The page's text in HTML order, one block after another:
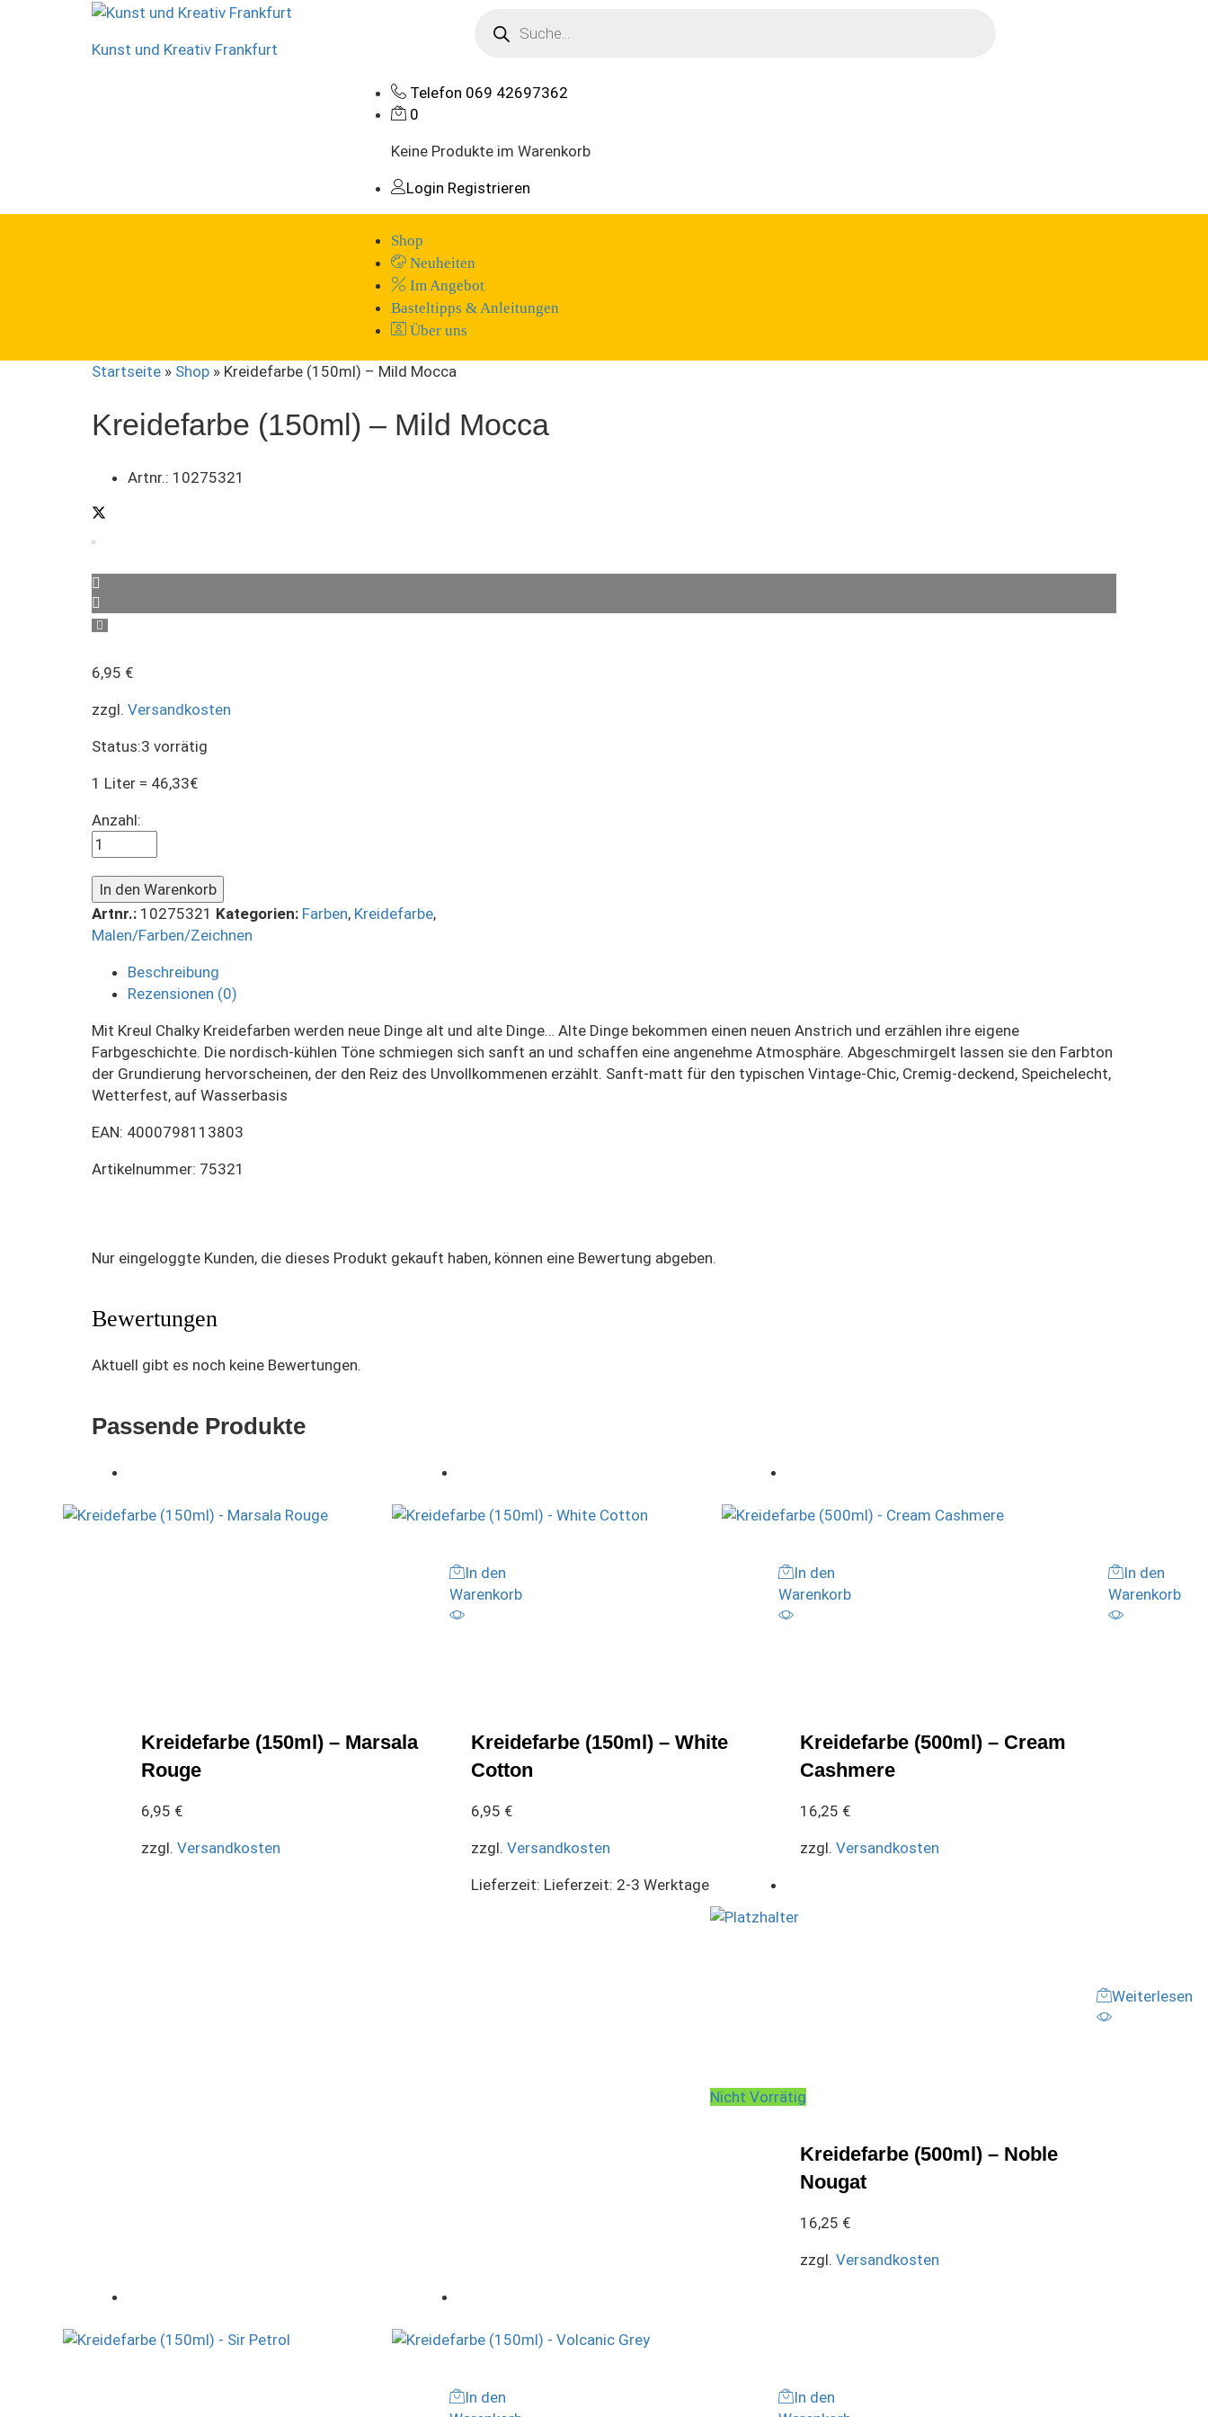
Kunst und Kreativ Frankfurt
search
Telefon 069 42697362
0
Keine Produkte im Warenkorb
Login Registrieren
Shop
Neuheiten
Im Angebot
Basteltipps & Anleitungen
Über uns
Startseite » Shop » Kreidefarbe (150ml) – Mild Mocca
Kreidefarbe (150ml) – Mild Mocca
Artnr.: 10275321
6,95 €
zzgl. Versandkosten
Status:3 vorrätig
1 Liter = 46,33€
Kreidefarbe
(150ml)
-
Mild
Mocca
quantity
Anzahl:
In den Warenkorb
Artnr.: 10275321 Kategorien: Farben, Kreidefarbe,
Malen/Farben/Zeichnen
Beschreibung
Rezensionen (0)
Mit Kreul Chalky Kreidefarben werden neue Dinge alt und alte Dinge… Alte Dinge bekommen einen neuen Anstrich und erzählen ihre eigene
Farbgeschichte. Die nordisch-kühlen Töne schmiegen sich sanft an und schaffen eine angenehme Atmosphäre. Abgeschmirgelt lassen sie den Farbton
der Grundierung hervorscheinen, der den Reiz des Unvollkommenen erzählt. Sanft-matt für den typischen Vintage-Chic, Cremig-deckend, Speichelecht,
Wetterfest, auf Wasserbasis
EAN: 4000798113803
Artikelnummer: 75321
Nur eingeloggte Kunden, die dieses Produkt gekauft haben, können eine Bewertung abgeben.
Bewertungen
Aktuell gibt es noch keine Bewertungen.
Passende Produkte
In den
Warenkorb
Kreidefarbe (150ml) – Marsala
Rouge
6,95 €
zzgl. Versandkosten
In den
Warenkorb
Kreidefarbe (150ml) – White
Cotton
6,95 €
zzgl. Versandkosten
Lieferzeit: Lieferzeit: 2-3 Werktage
In den
Warenkorb
Kreidefarbe (500ml) – Cream
Cashmere
16,25 €
zzgl.Versandkosten
Nicht Vorrätig
Weiterlesen
Kreidefarbe (500ml) – Noble
Nougat
16,25 €
zzgl.Versandkosten
In den
In den